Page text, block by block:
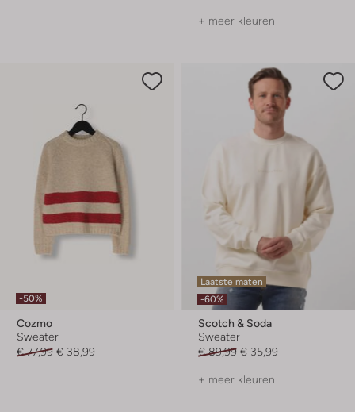
+ meer kleuren
-50%
Cozmo
Sweater
€ 77,99 € 38,99
Laatste maten
-60%
Scotch & Soda
Sweater
€ 89,99 € 35,99
+ meer kleuren